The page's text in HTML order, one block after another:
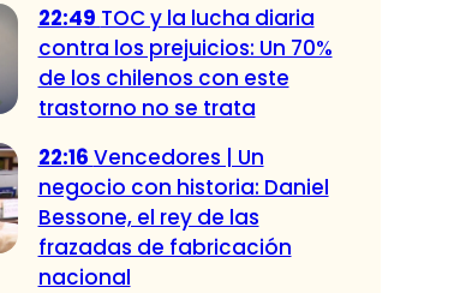
22:49 TOC y la lucha diaria
contra los prejuicios: Un 70%
de los chilenos con este
trastorno no se trata
22:16 Vencedores | Un
negocio con historia: Daniel
Bessone, el rey de las
frazadas de fabricación
nacional